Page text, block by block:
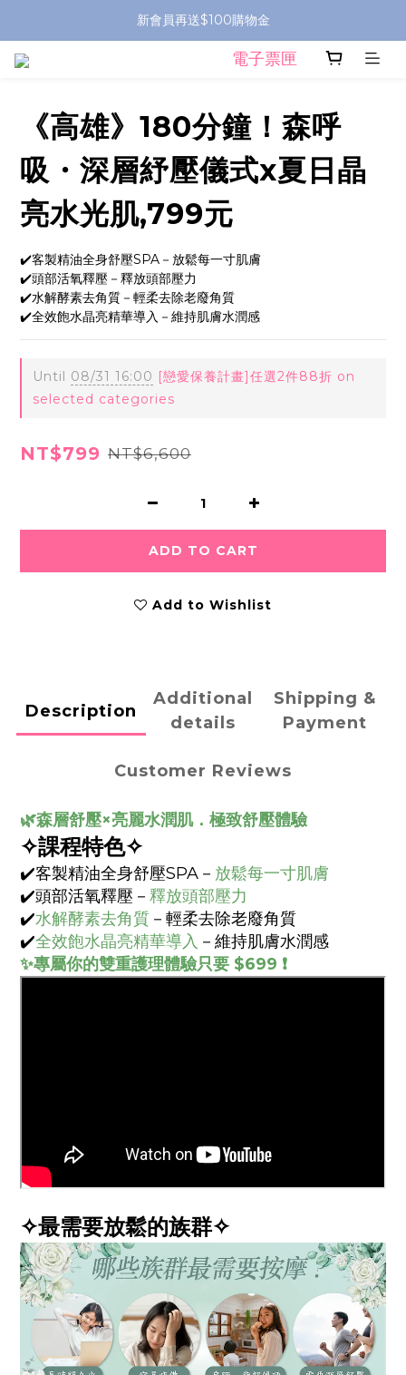
新會員再送$100購物金
電子票匣
《高雄》180分鐘！森呼
吸・深層紓壓儀式x夏日晶
亮水光肌,799元
✔️客製精油全身舒壓SPA－放鬆每一寸肌膚
✔️頭部活氧釋壓－釋放頭部壓力
✔️水解酵素去角質－輕柔去除老廢角質
✔️全效飽水晶亮精華導入－維持肌膚水潤感
Until 08/31 16:00 [戀愛保養計畫]任選2件88折 on
selected categories
NT$799 NT$6,600
ADD TO CART
Add to Wishlist
Description
Additional
details
Shipping &
Payment
Customer Reviews
🌿森層舒壓×亮麗水潤肌．極致舒壓體驗
✧課程特色✧
✔️客製精油全身舒壓SPA － 放鬆每一寸肌膚
✔️頭部活氧釋壓－ 釋放頭部壓力
✔️水解酵素去角質 －輕柔去除老廢角質
✔️全效飽水晶亮精華導入 －維持肌膚水潤感
✨專屬你的雙重護理體驗只要 $699 ❗️
✧最需要放鬆的族群✧